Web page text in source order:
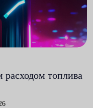
топлива